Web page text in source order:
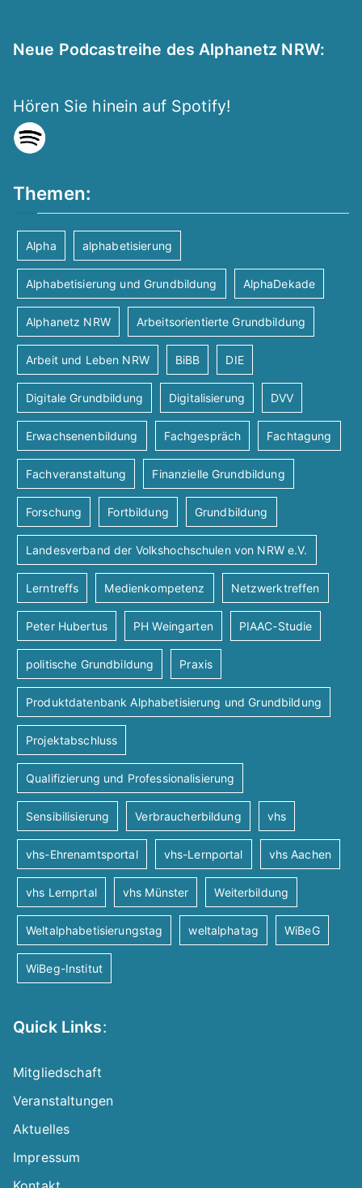
Neue Podcastreihe des Alphanetz NRW:
Hören Sie hinein auf Spotify!
Themen:
Alpha alphabetisierung
Alphabetisierung und Grundbildung AlphaDekade
Alphanetz NRW Arbeitsorientierte Grundbildung
Arbeit und Leben NRW BiBB DIE
Digitale Grundbildung Digitalisierung DVV
Erwachsenenbildung Fachgespräch Fachtagung
Fachveranstaltung Finanzielle Grundbildung
Forschung Fortbildung Grundbildung
Landesverband der Volkshochschulen von NRW e.V.
Lerntreffs Medienkompetenz Netzwerktreffen
Peter Hubertus PH Weingarten PIAAC-Studie
politische Grundbildung Praxis
Produktdatenbank Alphabetisierung und Grundbildung
Projektabschluss
Qualifizierung und Professionalisierung
Sensibilisierung Verbraucherbildung vhs
vhs-Ehrenamtsportal vhs-Lernportal vhs Aachen
vhs Lernprtal vhs Münster Weiterbildung
Weltalphabetisierungstag weltalphatag WiBeG
WiBeg-Institut
Quick Links:
Mitgliedschaft
Veranstaltungen
Aktuelles
Impressum